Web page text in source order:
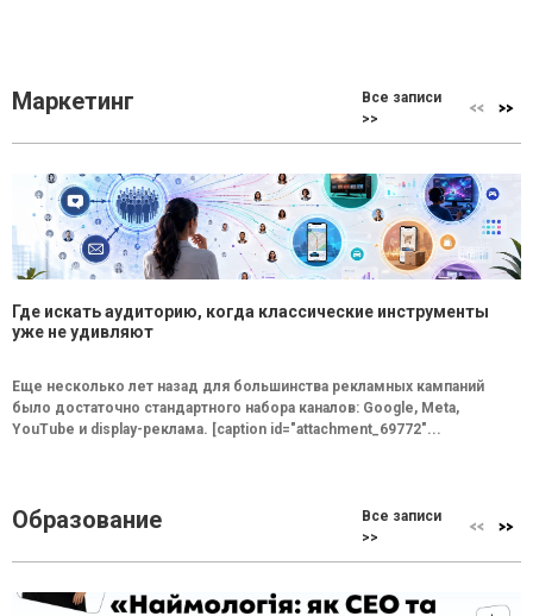
Маркетинг
Все записи
>>
Где искать аудиторию, когда классические инструменты
уже не удивляют
Еще несколько лет назад для большинства рекламных кампаний
было достаточно стандартного набора каналов: Google, Meta,
YouTube и display-реклама. [caption id="attachment_69772"...
Образование
Все записи
>>